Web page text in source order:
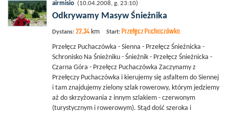
airmisio (10.04.2008, g. 23:10)
Odkrywamy Masyw Śnieżnika
Dystans: 22.34 km Start: Przełęcz Puchaczówka
Przełęcz Puchaczówka - Sienna - Przełęcz Śnieżnicka -
Schronisko Na Śnieżniku - Śnieżnik - Przełęcz Śnieżnicka -
Czarna Góra - Przełęcz Puchaczówka Zaczynamy z
Przełęczy Puchaczówka i kierujemy się asfaltem do Siennej
i tam znajdujemy zielony szlak rowerowy, którym jedziemy
aż do skrzyżowania z innym szlakiem - czerwonym
(turystycznym i rowerowym). Stąd dość szeroka i